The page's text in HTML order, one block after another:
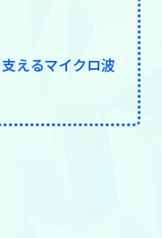
えるマイクロ波